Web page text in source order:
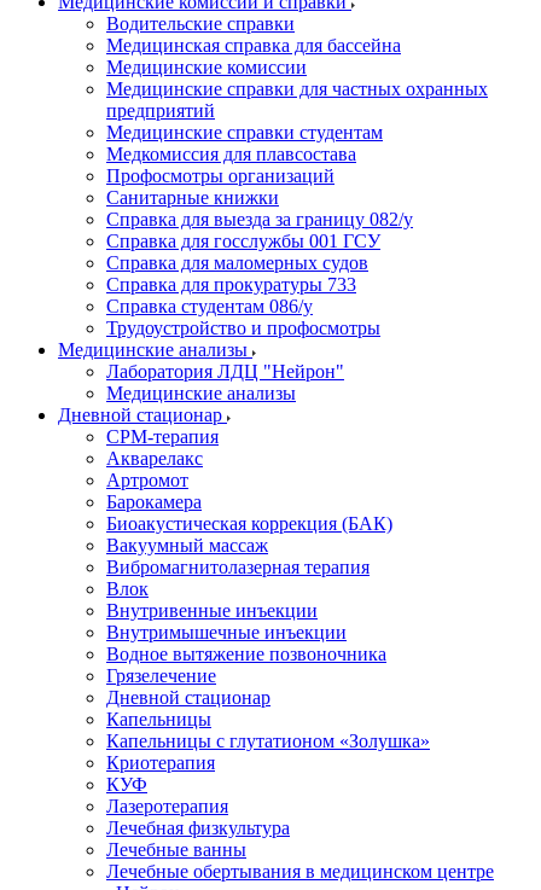
Водительские справки
Медицинская справка для бассейна
Медицинские комиссии
Медицинские справки для частных охранных
предприятий
Медицинские справки студентам
Медкомиссия для плавсостава
Профосмотры организаций
Санитарные книжки
Справка для выезда за границу 082/у
Справка для госслужбы 001 ГСУ
Справка для маломерных судов
Справка для прокуратуры 733
Справка студентам 086/у
Трудоустройство и профосмотры
Медицинские анализы
Лаборатория ЛДЦ "Нейрон"
Медицинские анализы
Дневной стационар
CPM-терапия
Акварелакс
Артромот
Барокамера
Биоакустическая коррекция (БАК)
Вакуумный массаж
Вибромагнитолазерная терапия
Влок
Внутривенные инъекции
Внутримышечные инъекции
Водное вытяжение позвоночника
Грязелечение
Дневной стационар
Капельницы
Капельницы с глутатионом «Золушка»
Криотерапия
КУФ
Лазеротерапия
Лечебная физкультура
Лечебные ванны
Лечебные обертывания в медицинском центре